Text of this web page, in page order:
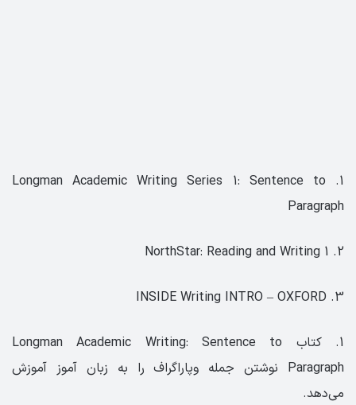
1. Longman Academic Writing Series 1: Sentence to
Paragraph
2. NorthStar: Reading and Writing 1
3. INSIDE Writing INTRO – OXFORD
1. کتاب Longman Academic Writing: Sentence to
Paragraph نوشتن جمله وپاراگراف را به زبان آموز آموزش
می‌دهد.